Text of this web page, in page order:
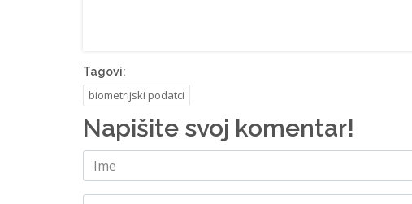
Tagovi:
biometrijski podatci
Napišite svoj komentar!